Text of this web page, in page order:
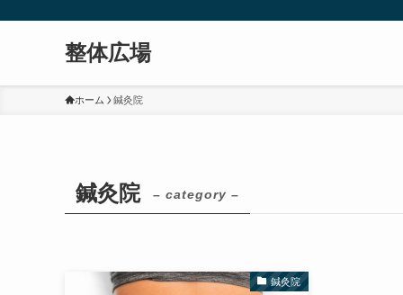
整体広場
ホーム 鍼灸院
鍼灸院 – category –
鍼灸院